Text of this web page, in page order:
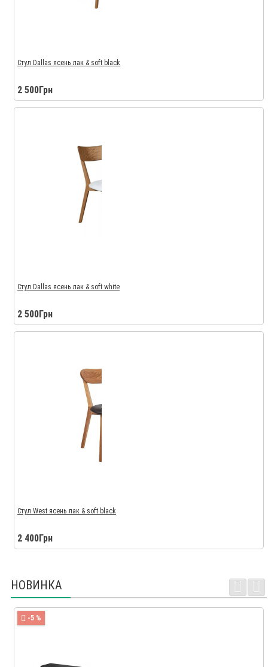
Стул Dallas ясень лак & soft black
2 500Грн
Стул Dallas ясень лак & soft white
2 500Грн
Стул West ясень лак & soft black
2 400Грн
НОВИНКА
-5 %